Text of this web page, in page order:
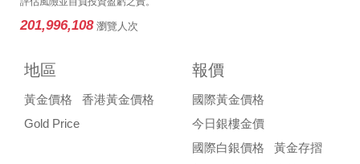
201,996,108 瀏覽人次
地區
黃金價格
香港黃金價格
Gold Price
報價
國際黃金價格
今日銀樓金價
國際白銀價格
黃金存摺